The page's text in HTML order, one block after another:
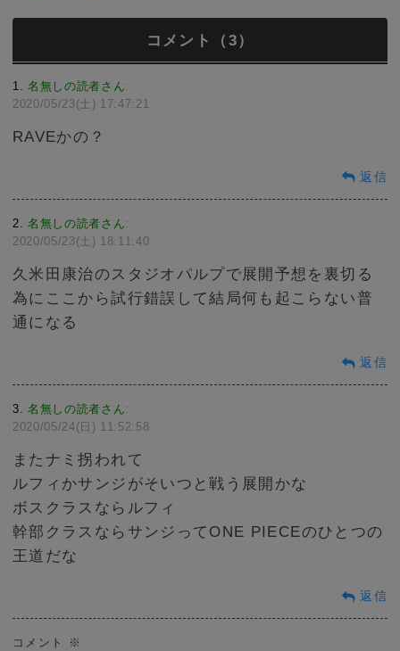
コメント（3）
1 名無しの読者さん:
2020/05/23(土) 17:47:21
RAVEかの？
返信
2 名無しの読者さん:
2020/05/23(土) 18:11:40
久米田康治のスタジオパルプで展開予想を裏切る
為にここから試行錯誤して結局何も起こらない普
通になる
返信
3 名無しの読者さん:
2020/05/24(日) 11:52:58
またナミ拐われて
ルフィかサンジがそいつと戦う展開かな
ボスクラスならルフィ
幹部クラスならサンジってONE PIECEのひとつの
王道だな
返信
コメント ※